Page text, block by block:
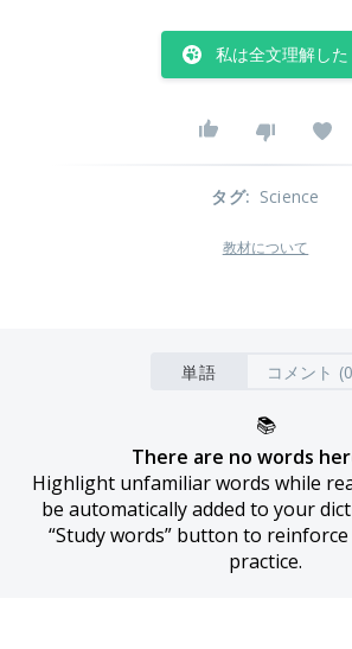
私は全文理解した
タグ: Science
教材について
単語 コメント
📚
There are no words
Highlight unfamiliar words while
be automatically added to your
“Study words” button to
practice.